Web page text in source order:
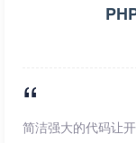
简洁强大的代码让